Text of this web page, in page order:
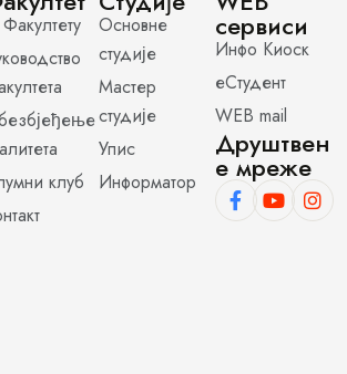
клуб
Основне
студије
Мастер
студије
Упис
Информатор
сервиси
Инфо Киоск
еСтудент
WEB mail
Друштвен
е мреже